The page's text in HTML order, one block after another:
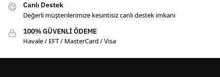
Canlı Destek
Değerli müşterilerimize kesintisiz canlı destek imkanı
100% GÜVENLİ ÖDEME
Havale / EFT / MasterCard / Visa